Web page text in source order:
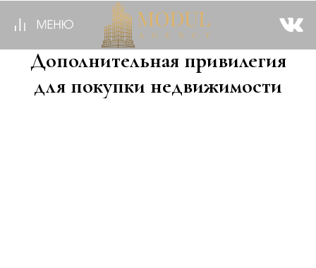
Дополнительная привилегия
для покупки недвижимости